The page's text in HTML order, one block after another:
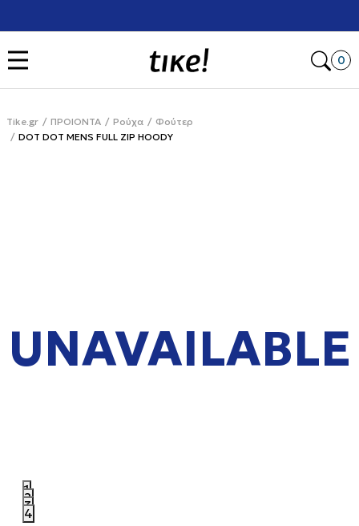
0
Tike.gr ΠΡΟΙΟΝΤΑ Ρούχα
Φούτερ
DOT DOT MENS FULL ZIP HOODY
1
2
3
4
UNAVAILABLE